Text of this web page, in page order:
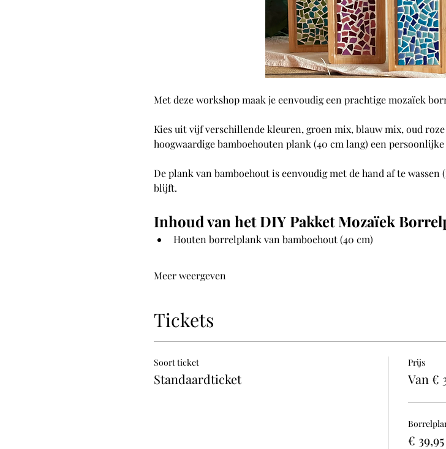
Met deze workshop maak je eenvoudig een prachtige mozaïek
Kies uit vijf verschillende kleuren, groen mix, blauw mix, oud
hoogwaardige bamboehouten plank (40 cm lang) een
De plank van bamboehout is eenvoudig met de hand af te
blijft.
Inhoud van het DIY Pakket Mozaïek
Houten borrelplank van bamboehout (40 cm)
Meer weergeven
Tickets
Soort ticket
Standaardticket
Prijs
Van €
€ 39,95